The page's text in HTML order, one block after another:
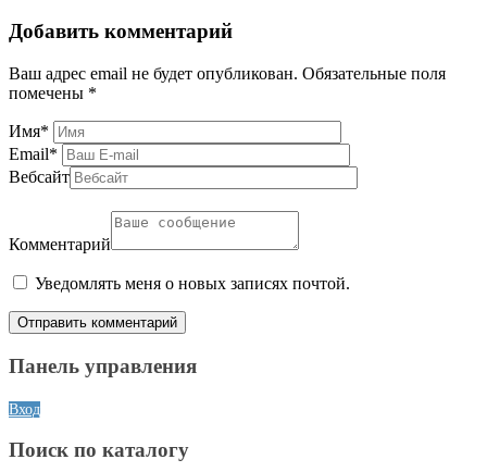
Добавить комментарий
Ваш адрес email не будет опубликован. Обязательные поля
помечены *
Имя*
Email*
Вебсайт
Комментарий
Уведомлять меня о новых записях почтой.
Панель управления
Вход
Поиск по каталогу